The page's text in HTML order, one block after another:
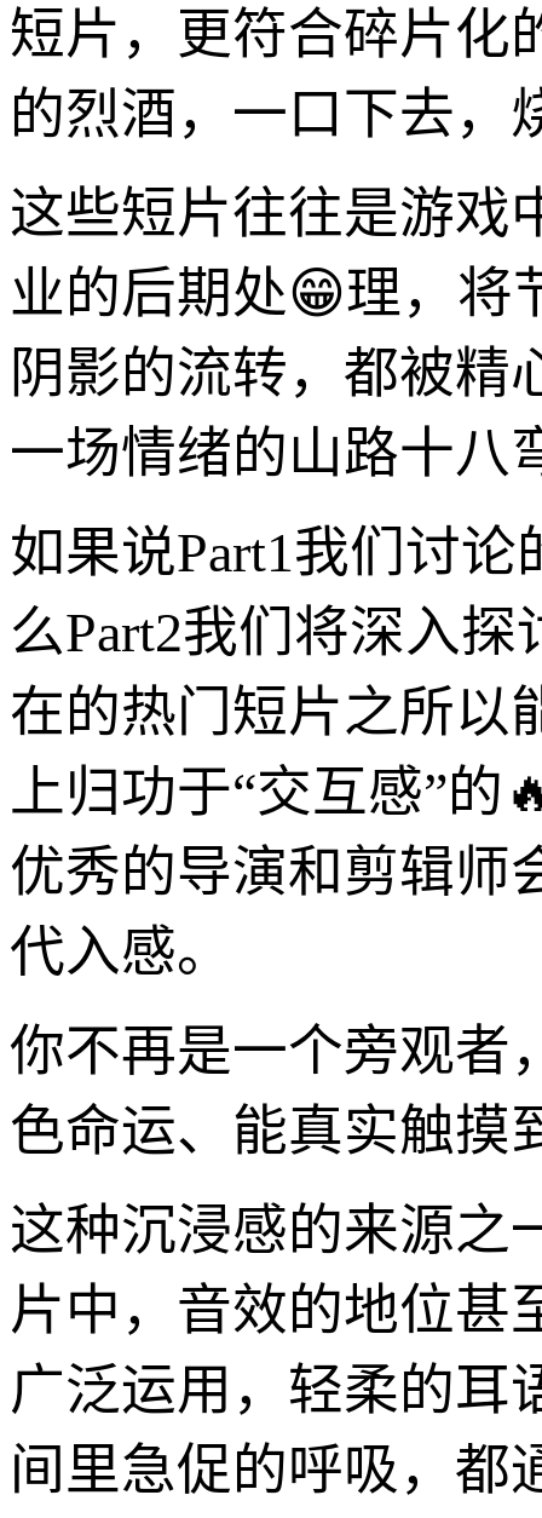
短片，更符合碎片化
的烈酒，一口下去，
这些短片往往是游戏
业的后期处😁理，将
阴影的流转，都被精
一场情绪的山路十八
如果说Part1我们讨
么Part2我们将深入
在的热门短片之所以
上归功于“交互感”的
优秀的导演和剪辑师
代入感。
你不再是一个旁观者
色命运、能真实触摸
这种沉浸感的来源之
片中，音效的地位甚
广泛运用，轻柔的耳
间里急促的呼吸，都